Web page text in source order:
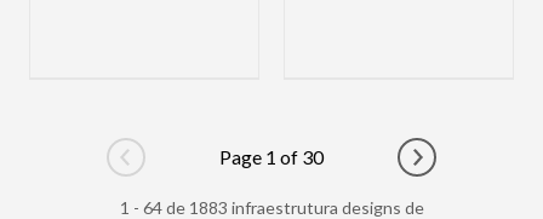
Go to previous page
Page 1 of 30
Go to next
1 - 64 de 1883 infraestrutura designs de